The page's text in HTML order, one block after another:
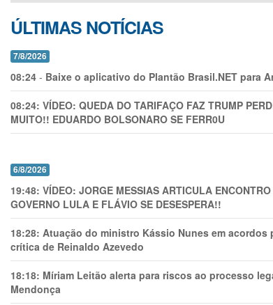
ÚLTIMAS NOTÍCIAS
7/8/2026
08:24 - Baixe o aplicativo do Plantão Brasil.NET para
08:24: VÍDEO: QUEDA DO TARIFAÇO FAZ TRUMP
MUITO!! EDUARDO BOLSONARO SE FERR0U
6/8/2026
19:48: VÍDEO: JORGE MESSIAS ARTICULA
GOVERNO LULA E FLÁVIO SE DESESPERA!!
18:28: Atuação do ministro Kássio Nunes em acordos
crítica de Reinaldo Azevedo
18:18: Míriam Leitão alerta para riscos ao processo
Mendonça